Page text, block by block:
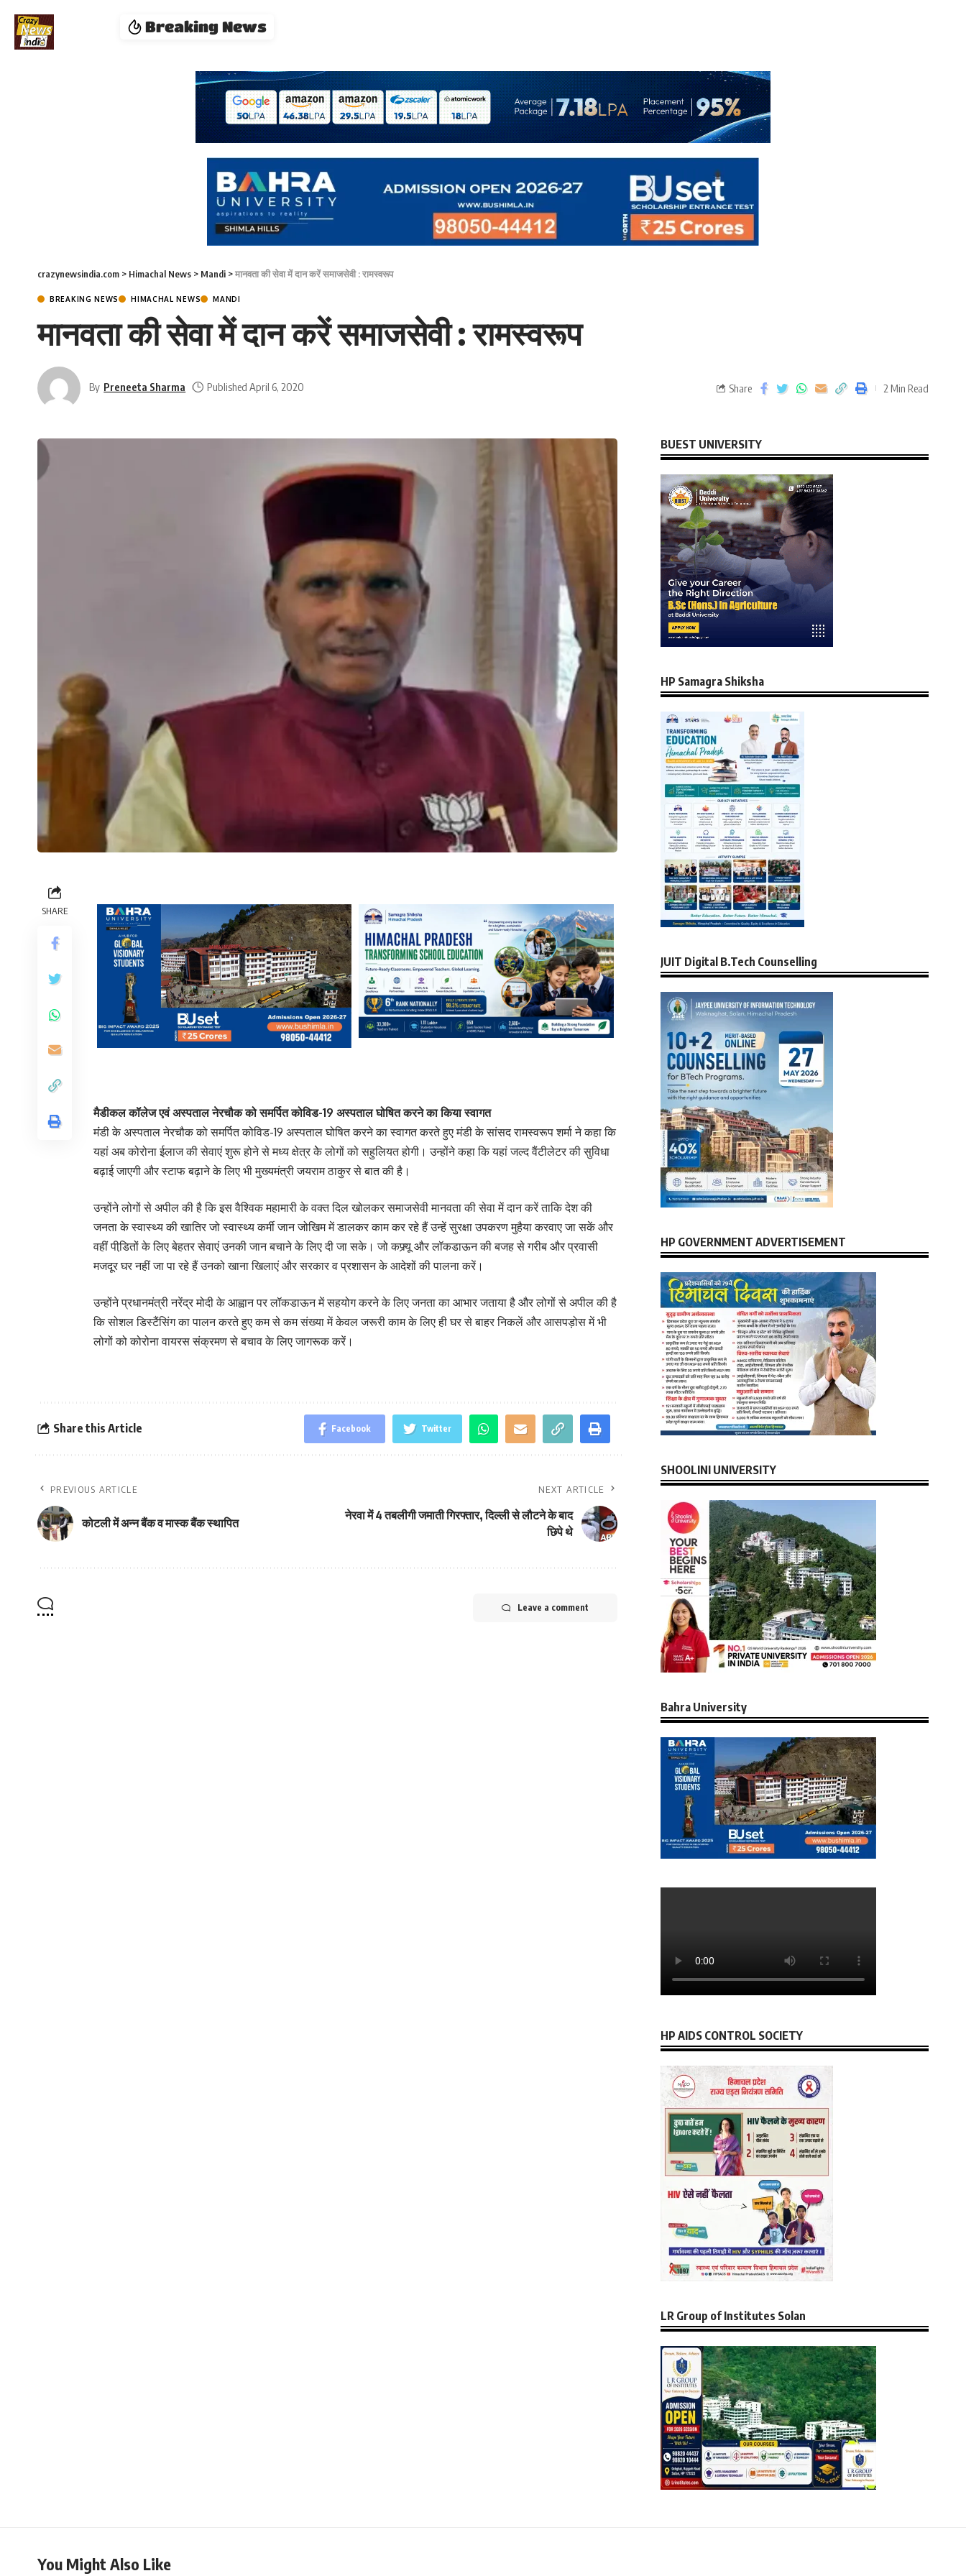
Breaking News
crazynewsindia.com > Himachal News > Mandi >मानवता की सेवा में दान करें समाजसेवी : रामस्वरूप
BREAKING NEWS HIMACHAL NEWS MANDI
मानवता की सेवा में दान करें समाजसेवी : रामस्वरूप
By Preneeta Sharma Published April 6, 2020 Share 2 Min Read
SHARE
मैडीकल कॉलेज एवं अस्पताल नेरचौक को समर्पित कोविड-19 अस्पताल घोषित करने का किया स्वागत
मंंडी के अस्पताल नेरचौक को समर्पित कोविड-19 अस्पताल घोषित करने का स्वागत करते हुए मंडी के सांसद रामस्वरूप शर्मा ने कहा कि
यहां अब कोरोना ईलाज की सेवाएं शुरू होने से मध्य क्षेत्र केे लोगों को सहुलियत होगी। उन्होंने कहा कि यहां जल्द वैंटीलेटर की सुविधा
बढ़ाई जाएगी और स्टाफ बढ़ाने के लिए भी मुख्यमंत्री जयराम ठाकुर से बात की है।
उन्होंने लोगों से अपील की है कि इस वैश्विक महामारी के वक्त दिल खोलकर समाजसेवी मानवता की सेवा में दान करें ताकि देश की
जनता के स्वास्थ्य की खातिर जो स्वास्थ्य कर्मी जान जोखिम में डालकर काम कर रहे हैं उन्हें सुरक्षा उपकरण मुहैया करवाए जा सकें और
वहीं पीडि़तों के लिए बेहतर सेवाएं उनकी जान बचाने के लिए दी जा सके। जो कफ्र्यू और लॉकडाऊन की बजह से गरीब और प्रवासी
मजदूर घर नहीं जा पा रहे हैं उनको खाना खिलाएं और सरकार व प्रशासन के आदेशों की पालना करें।
उन्होंने प्रधानमंत्री नरेंद्र मोदी के आह्वान पर लॉकडाऊन में सहयोग करने के लिए जनता का आभार जताया है और लोगों से अपील की है
कि सोशल डिस्टैंसिंग का पालन करते हुए कम से कम संख्या में केवल जरूरी काम के लिए ही घर से बाहर निकलें और आसपड़ोस में भी
लोगों को कोरोना वायरस संक्रमण से बचाव के लिए जागरूक करें।
Share this Article Facebook Twitter
PREVIOUS ARTICLE
कोटली में अन्न बैंक व मास्क बैंक स्थापित
NEXT ARTICLE
नेरवा में 4 तबलीगी जमाती गिरफ्तार, दिल्ली से लौटने के बाद
छिपे थे
Leave a comment
BUEST UNIVERSITY
HP Samagra Shiksha
JUIT Digital B.Tech Counselling
HP GOVERNMENT ADVERTISEMENT
SHOOLINI UNIVERSITY
Bahra University
HP AIDS CONTROL SOCIETY
LR Group of Institutes Solan
You Might Also Like